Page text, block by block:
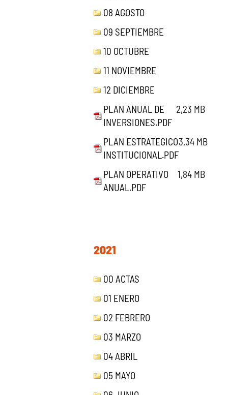
08 AGOSTO
09 SEPTIEMBRE
10 OCTUBRE
11 NOVIEMBRE
12 DICIEMBRE
PLAN ANUAL DE
INVERSIONES.PDF
2,23 MB
PLAN ESTRATEGICO
INSTITUCIONAL.PDF
3,34 MB
PLAN OPERATIVO
ANUAL.PDF
1,84 MB
2021
00 ACTAS
01 ENERO
02 FEBRERO
03 MARZO
04 ABRIL
05 MAYO